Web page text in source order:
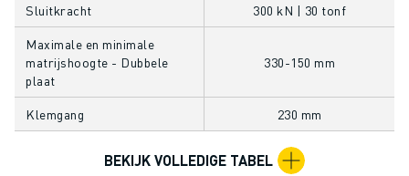
WORLDSKILLS & JONG TALENT
NIEUWS & MEDIA
NIEUWS & MEDIA
EVENEMENTEN
ONDERWIJS EVENEMENTEN
Sluitkracht 300 kN | 30 tonf
Maximale en minimale
matrijshoogte - Dubbele
plaat
330-150 mm
Klemgang 230 mm
BEKIJK VOLLEDIGE TABEL